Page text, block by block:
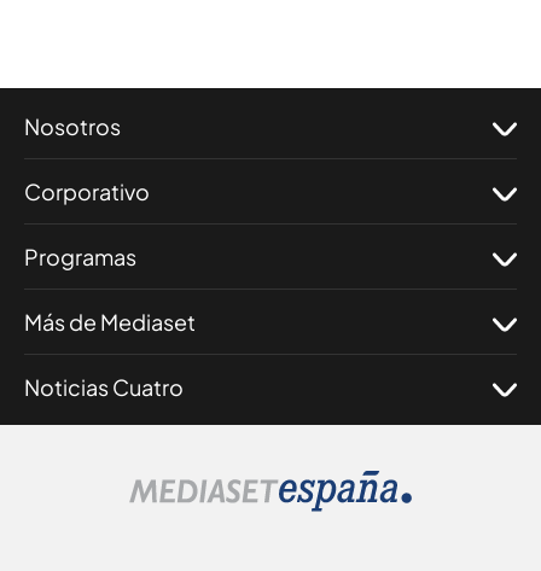
Nosotros
Corporativo
Programas
Más de Mediaset
Noticias Cuatro